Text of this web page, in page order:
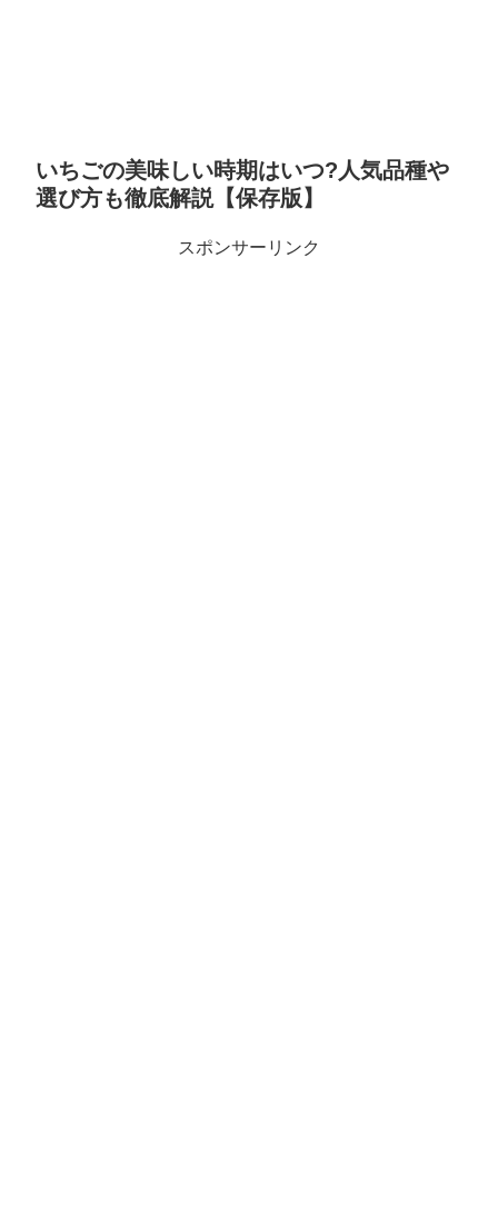
いちごの美味しい時期はいつ?人気品種や
選び方も徹底解説【保存版】
スポンサーリンク